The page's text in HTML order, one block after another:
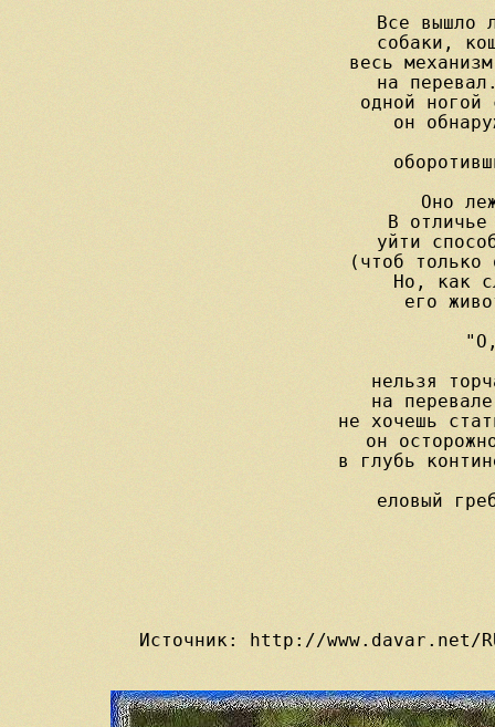
Все вышло
собаки,
весь
на
одной
он
Оно
В
уйти
(чтоб
Но, как
его
нельзя
на
не хочешь
он
в глубь
еловый
Источник: http://www.davar.net/